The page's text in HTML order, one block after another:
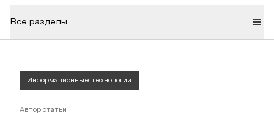
Все разделы
Информационные технологии
Автор статьи